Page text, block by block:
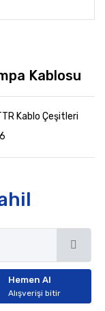
Kablosu
Kablo Çeşitleri
Hemen Al
Alışverişi bitir